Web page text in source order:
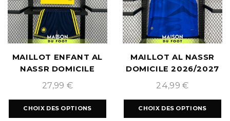
MAILLOT ENFANT AL
NASSR DOMICILE
2026/2027
27,99 €
CHOIX DES OPTIONS
MAILLOT AL NASSR
DOMICILE 2026/2027
24,99€
CHOIX DES OPTIONS